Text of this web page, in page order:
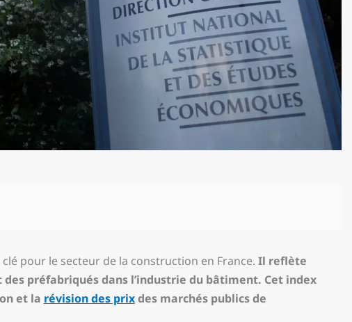
clé pour le secteur de la construction en France. Il reflète
des préfabriqués dans l’industrie du bâtiment. Cet index
et la révision des prixdes marchés publics de